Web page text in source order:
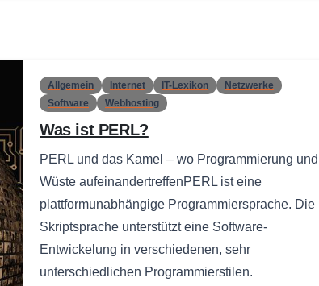
Allgemein Internet IT-Lexikon
Netzwerke
Software
Webhosting
Was ist PERL?
PERL und das Kamel – wo Programmierung und
Wüste aufeinandertreffenPERL ist eine
plattformunabhängige Programmiersprache. Die
Skriptsprache unterstützt eine Software-
Entwickelung in verschiedenen, sehr
unterschiedlichen Programmierstilen.